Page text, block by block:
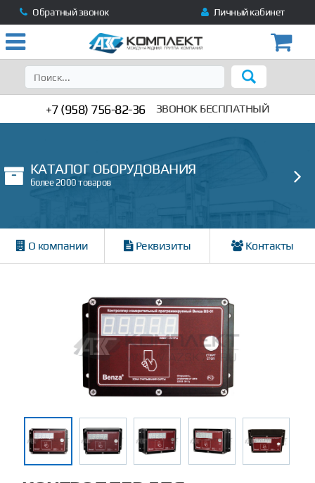
Обратный звонок Личный кабинет
+7 (958) 756-82-36 ЗВОНОК БЕСПЛАТНЫЙ
КАТАЛОГ ОБОРУДОВАНИЯ
более 2000 товаров
О компании Реквизиты Контакты